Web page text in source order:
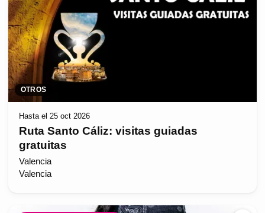
OTROS
Hasta el 25 oct 2026
Ruta Santo Cáliz: visitas guiadas
gratuitas
Valencia
Valencia